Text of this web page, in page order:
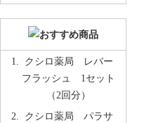
クシロ薬局 レバー
フラッシュ 1セット
（2回分）
クシロ薬局 パラサ